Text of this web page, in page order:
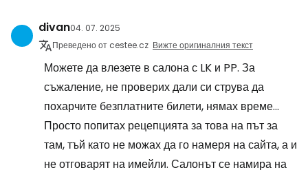
divan04. 07. 2025
Преведено от cestee.cz Вижте оригиналния текст
Можете да влезете в салона с LK и PP. За
съжаление, не проверих дали си струва да
похарчите безплатните билети, нямах време...
Просто попитах рецепцията за това на път за
там, тъй като не можах да го намеря на сайта, а и
не отговарят на имейли. Салонът се намира на